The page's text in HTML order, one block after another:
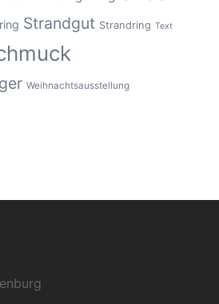
Strandgut Strandring Text
Weihnachtsausstellung